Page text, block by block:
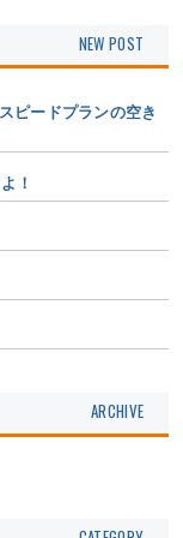
ピードプランの空き
！